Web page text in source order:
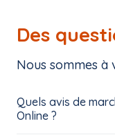
Des
Nous sommes à
Quels avis de
Online ?